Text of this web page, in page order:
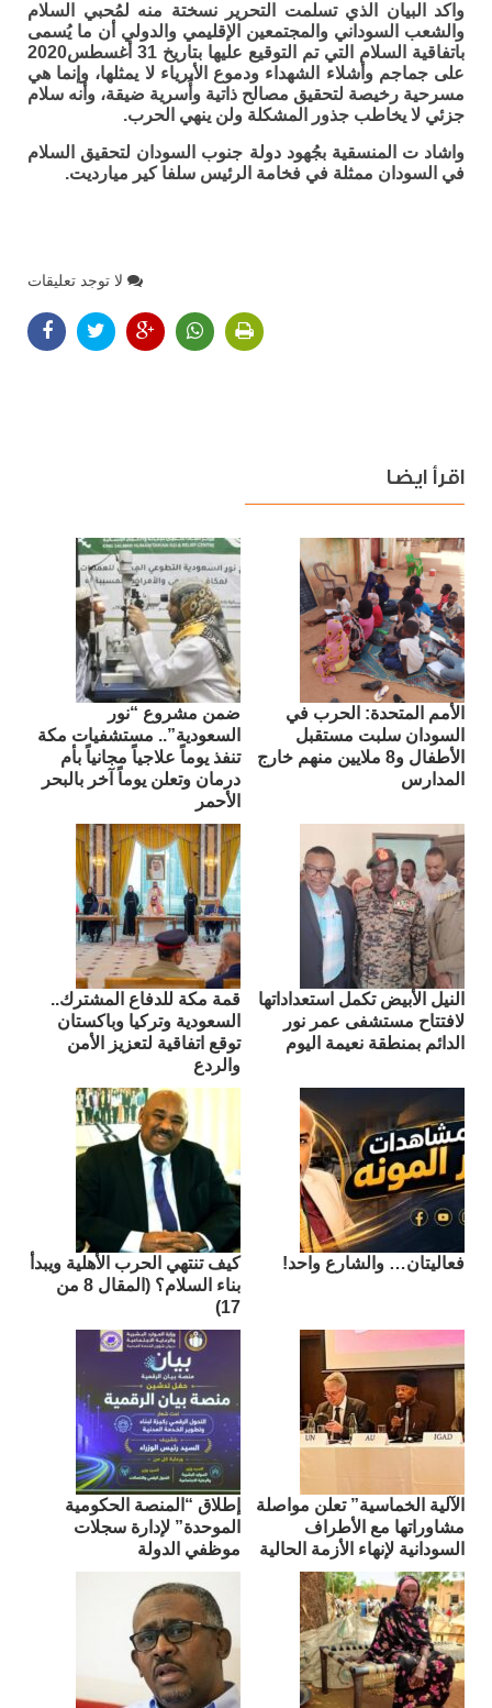
واكد البيان الذي تسلمت التحرير نسختة منه لمُحبي السلام
والشعب السوداني والمجتمعين الإقليمي والدولي أن ما يُسمى
باتفاقية السلام التي تم التوقيع عليها بتاريخ 31 أغسطس2020
على جماجم وأشلاء الشهداء ودموع الأبرياء لا يمثلها، وإنما هي
مسرحية رخيصة لتحقيق مصالح ذاتية وأُسرية ضيقة، وأنه سلام
جزئي لا يخاطب جذور المشكلة ولن ينهي الحرب.
واشاد ت المنسقية بجُهود دولة جنوب السودان لتحقيق السلام
في السودان ممثلة في فخامة الرئيس سلفا كير ميارديت.
لا توجد تعليقات
اقرأ ايضا
الأمم المتحدة: الحرب في
السودان سلبت مستقبل
الأطفال و8 ملايين منهم خارج
المدارس
ضمن مشروع “نور
السعودية”.. مستشفيات مكة
تنفذ يوماً علاجياً مجانياً بأم
درمان وتعلن يوماً آخر بالبحر
الأحمر
النيل الأبيض تكمل استعداداتها
لافتتاح مستشفى عمر نور
الدائم بمنطقة نعيمة اليوم
قمة مكة للدفاع المشترك..
السعودية وتركيا وباكستان
توقع اتفاقية لتعزيز الأمن
والردع
فعاليتان… والشارع واحد!
كيف تنتهي الحرب الأهلية ويبدأ
بناء السلام؟ (المقال 8 من
17)
الآلية الخماسية” تعلن مواصلة
مشاوراتها مع الأطراف
السودانية لإنهاء الأزمة الحالية
إطلاق “المنصة الحكومية
الموحدة” لإدارة سجلات
موظفي الدولة